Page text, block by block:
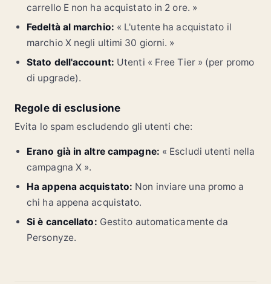
carrello E non ha acquistato in 2 ore. »
Fedeltà al marchio: « L'utente ha acquistato il
marchio X negli ultimi 30 giorni. »
Stato dell'account: Utenti « Free Tier » (per promo
di upgrade).
Regole di esclusione
Evita lo spam escludendo gli utenti che:
Erano già in altre campagne: « Escludi utenti nella
campagna X ».
Ha appena acquistato: Non inviare una promo a
chi ha appena acquistato.
Si è cancellato: Gestito automaticamente da
Personyze.